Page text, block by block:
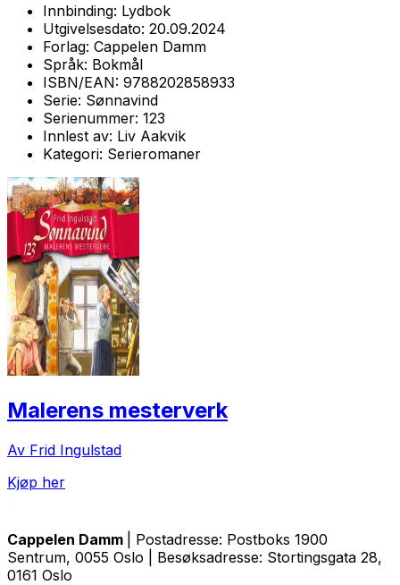
Innbinding: Lydbok
Utgivelsesdato: 20.09.2024
Forlag: Cappelen Damm
Språk: Bokmål
ISBN/EAN: 9788202858933
Serie: Sønnavind
Serienummer: 123
Innlest av: Liv Aakvik
Kategori: Serieromaner
Malerens mesterverk
Av Frid Ingulstad
Kjøp her
Cappelen Damm
| Postadresse: Postboks 1900
Sentrum, 0055 Oslo | Besøksadresse: Stortingsgata 28,
0161 Oslo